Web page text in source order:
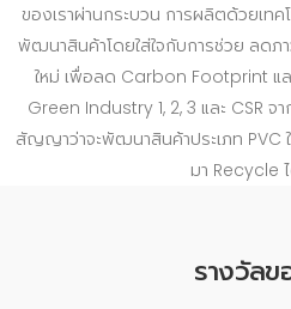
ของเราผ่านกระบวน การผลิตด้วยเท
พัฒนาสินค้าโดยใส่ใจกับการช่วย ลดภา
ใหม่ เพื่อลด Carbon Footprint แ
Green Industry 1, 2, 3 และ CSR จ
สัญญาว่าจะพัฒนาสินค้าประเภท PVC
มา Recycle
รางวัลข